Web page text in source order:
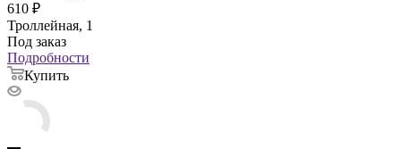
610 ₽
Троллейная, 1
Под заказ
Подробности
Купить